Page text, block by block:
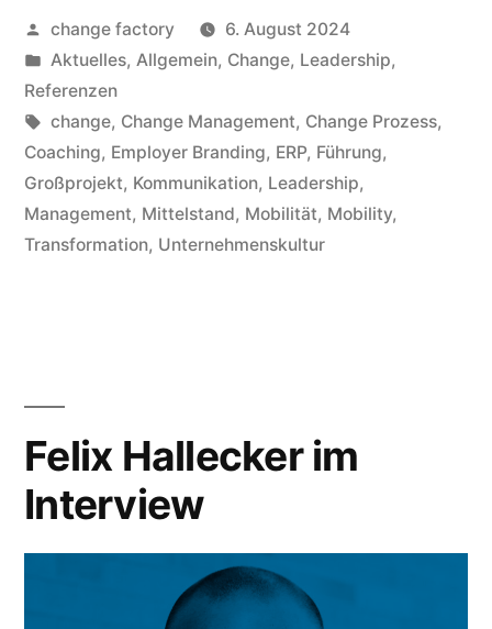
change factory
6. August 2024
Aktuelles, Allgemein, Change, Leadership,
Referenzen
change, Change Management, Change Prozess,
Coaching, Employer Branding, ERP, Führung,
Großprojekt, Kommunikation, Leadership,
Management, Mittelstand, Mobilität, Mobility,
Transformation, Unternehmenskultur
Felix Hallecker im
Interview